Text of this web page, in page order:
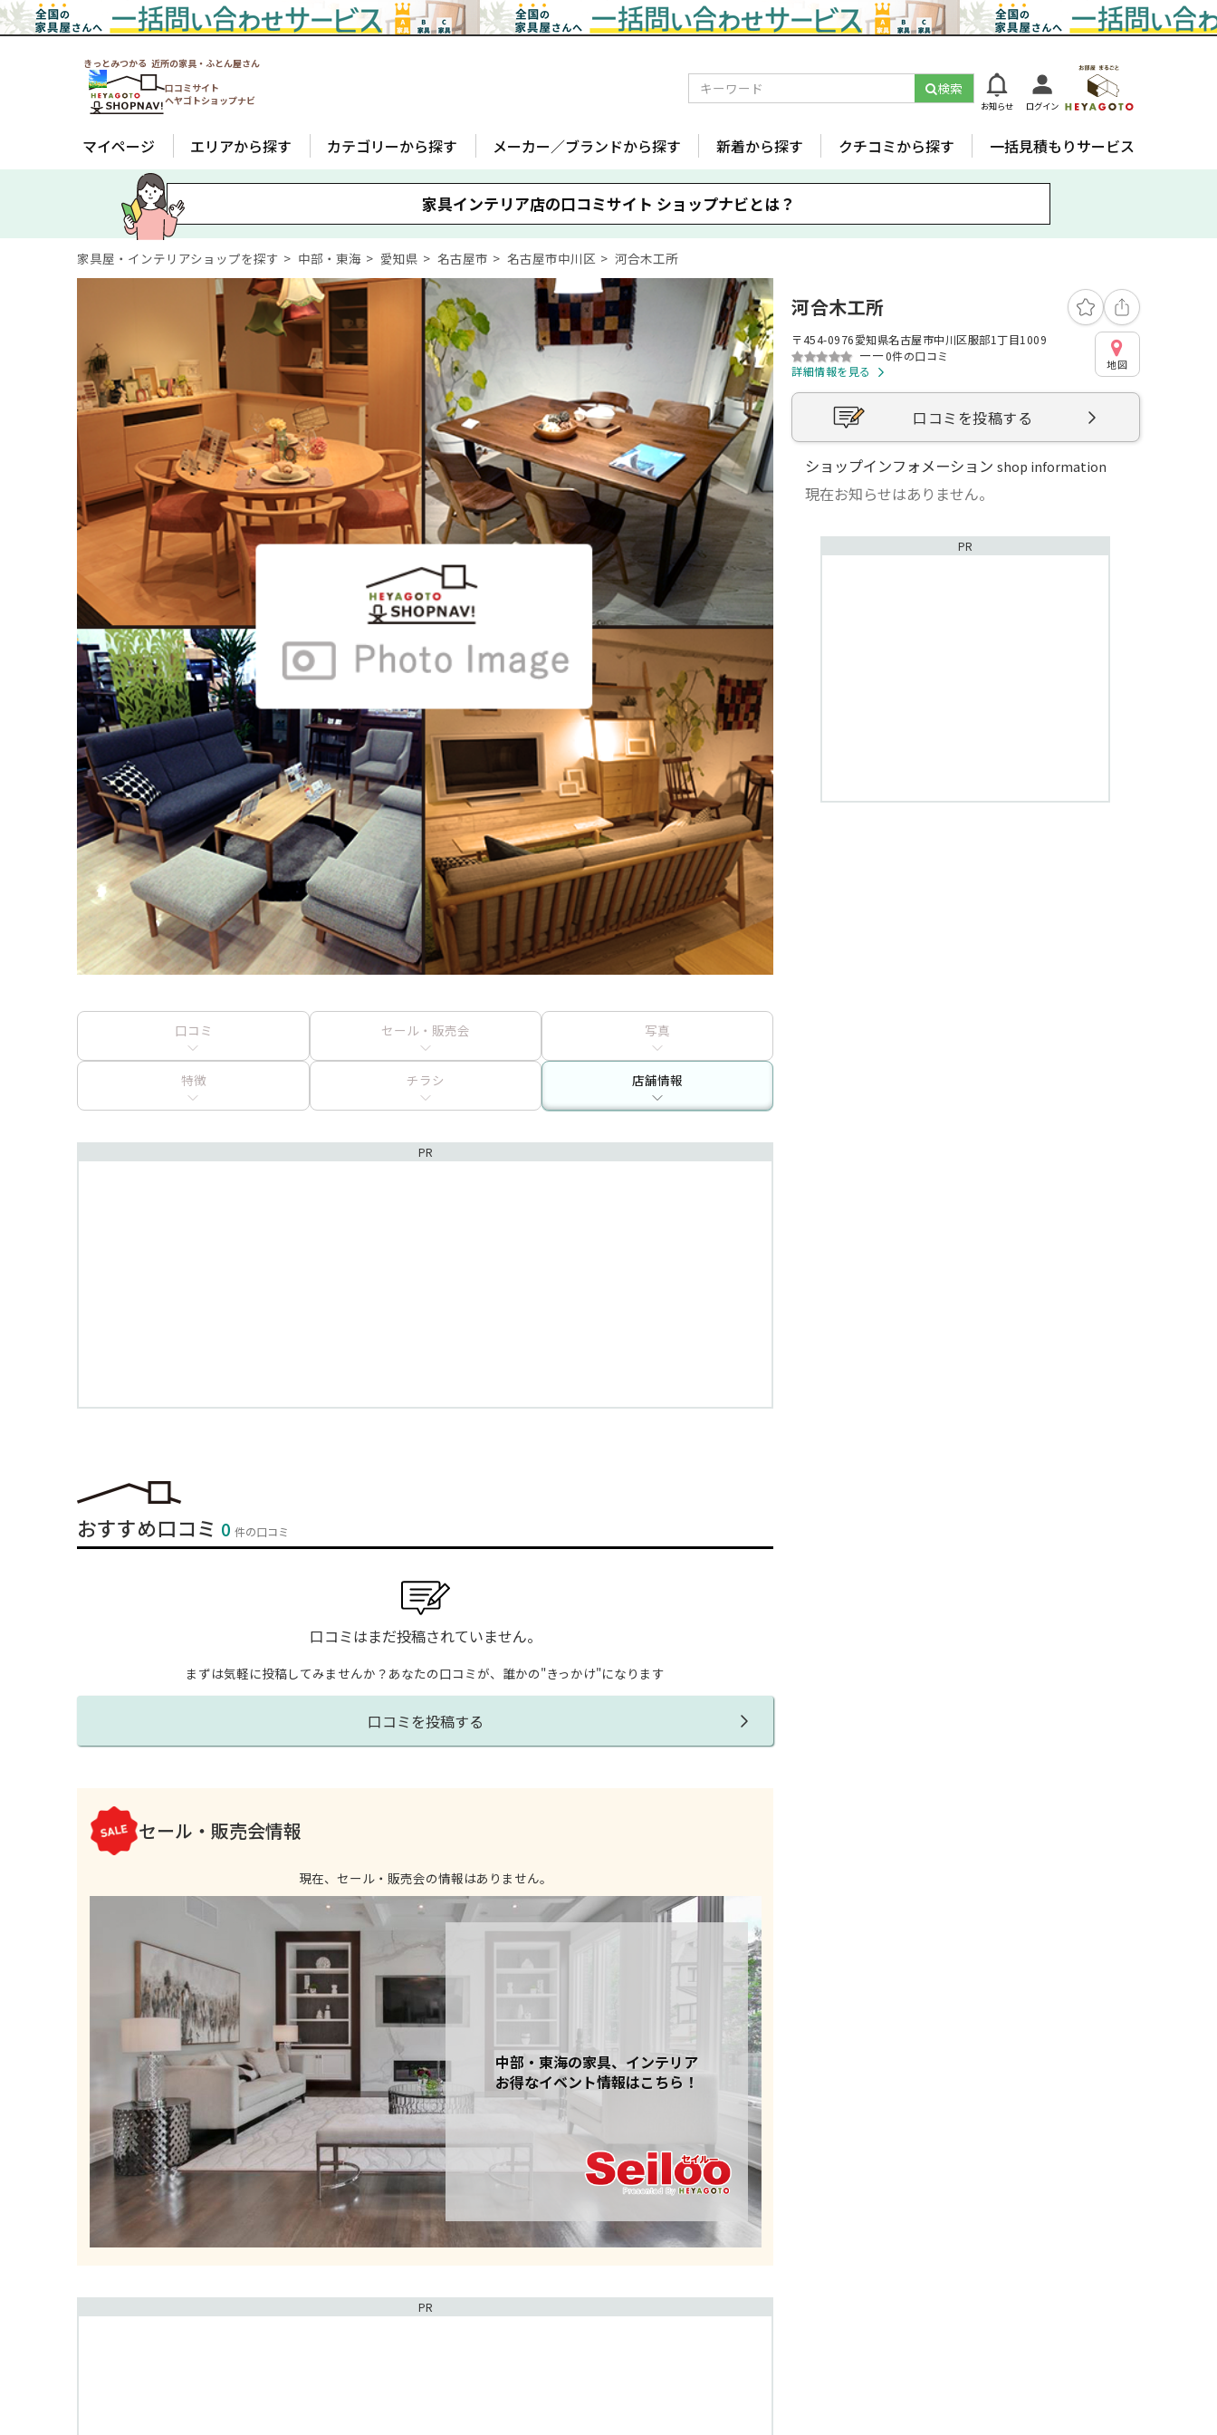
きっとみつかる 近所の家具・ふとん屋さん
口コミサイト
ヘヤゴトショップナビ
検索
お知らせ ログイン
マイページ エリアから探す カテゴリーから探す メーカー／ブランドから探す 新着から探す クチコミから探す 一括見積もりサービス
家具インテリア店の口コミサイト ショップナビとは？
家具屋・インテリアショップを探す 中部・東海 愛知県 名古屋市 名古屋市中川区 河合木工所
河合木工所
〒454-0976愛知県名古屋市中川区服部1丁目1009
ーー0件の口コミ
詳細情報を見る
地図
口コミを投稿する
ショップインフォメーションshop information
現在お知らせはありません。
PR
口コミ セール・販売会 写真
特徴 チラシ 店舗情報
PR
おすすめ口コミ 0件の口コミ
口コミはまだ投稿されていません。
まずは気軽に投稿してみませんか？ あなたの口コミが、誰かの"きっかけ"になります
口コミを投稿する
セール・販売会情報
現在、セール・販売会の情報はありません。
中部・東海の家具、インテリア
お得なイベント情報はこちら！
PR